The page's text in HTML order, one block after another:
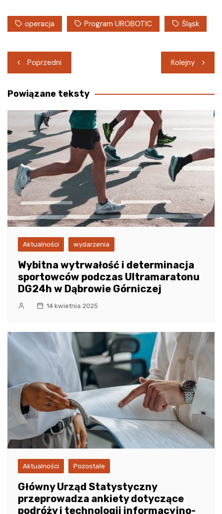
operacja Program UROBOTIC Śląsk
Nawigacja
wpisu
Poprzedni Kolejny
Powiązane teksty
Aktualności wydarzenia
Wybitna wytrwałość i determinacja
sportowców podczas Ultramaratonu
DG24h w Dąbrowie Górniczej
14 kwietnia 2025
Aktualności Pozostałe
Główny Urząd Statystyczny
przeprowadza ankiety dotyczące
podróży i technologii informacyjno-